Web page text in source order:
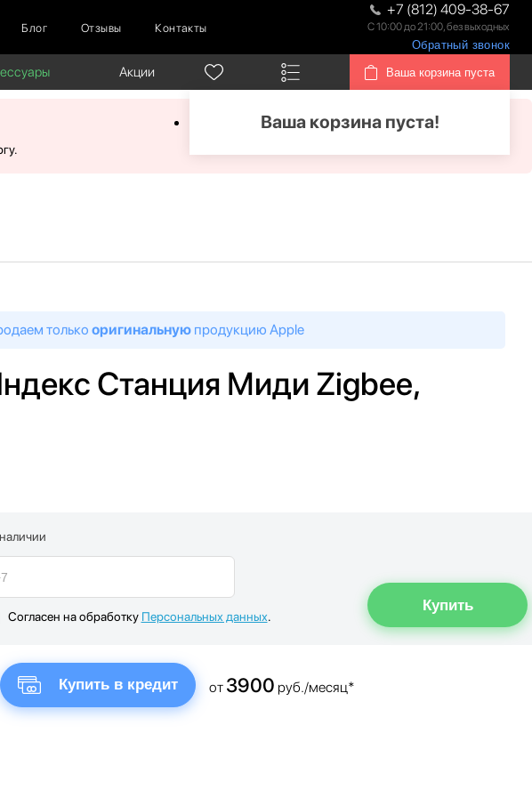
Блог Отзывы Контакты
+7 (812) 409-38-67
С 10:00 до 21:00, без выходных
Обратный звонок
Акции Ваша корзина пуста
Ваша корзина пуста!
только оригинальную продукцию Apple
Станция Миди Zigbee,
Согласен на обработку Персональных данных.
Купить в кредит от 3900 руб./месяц*